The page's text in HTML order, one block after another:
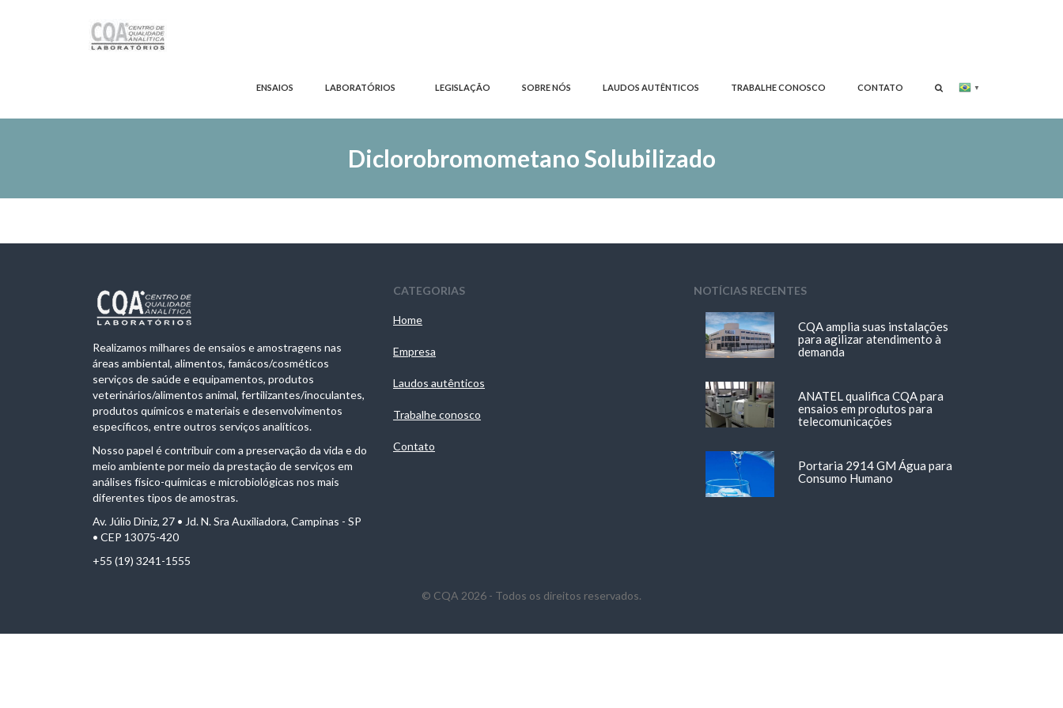
ENSAIOS LABORATÓRIOS LEGISLAÇÃO SOBRE NÓS LAUDOS AUTÊNTICOS TRABALHE CONOSCO CONTATO ▼
Diclorobromometano Solubilizado
Realizamos milhares de ensaios e amostragens nas
áreas ambiental, alimentos, famácos/cosméticos
serviços de saúde e equipamentos, produtos
veterinários/alimentos animal, fertilizantes/inoculantes,
produtos químicos e materiais e desenvolvimentos
específicos, entre outros serviços analíticos.
Nosso papel é contribuir com a preservação da vida e do
meio ambiente por meio da prestação de serviços em
análises físico-químicas e microbiológicas nos mais
diferentes tipos de amostras.
Av. Júlio Diniz, 27 • Jd. N. Sra Auxiliadora, Campinas - SP
• CEP 13075-420
+55 (19) 3241-1555
CATEGORIAS
Home
Empresa
Laudos autênticos
Trabalhe conosco
Contato
NOTÍCIAS RECENTES
CQA amplia suas instalações
para agilizar atendimento à
demanda
ANATEL qualifica CQA para
ensaios em produtos para
telecomunicações
Portaria 2914 GM Água para
Consumo Humano
© CQA 2026 - Todos os direitos reservados.